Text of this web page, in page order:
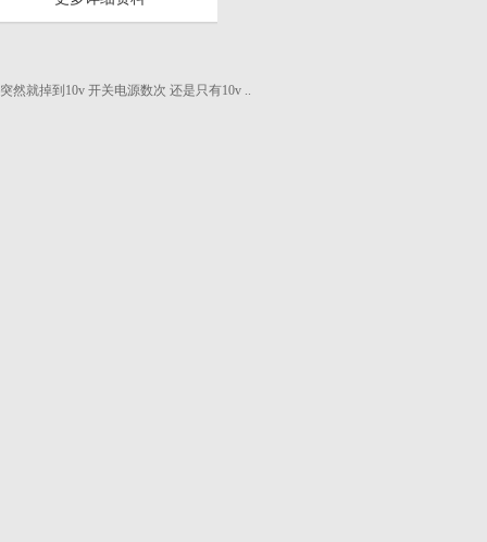
然就掉到10v 开关电源数次 还是只有10v ..